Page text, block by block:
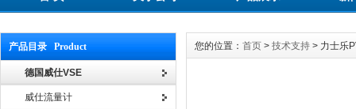
产品目录 Product
德国威仕VSE
威仕流量计
您的位置： 首页 > 技术支持 > 力士乐